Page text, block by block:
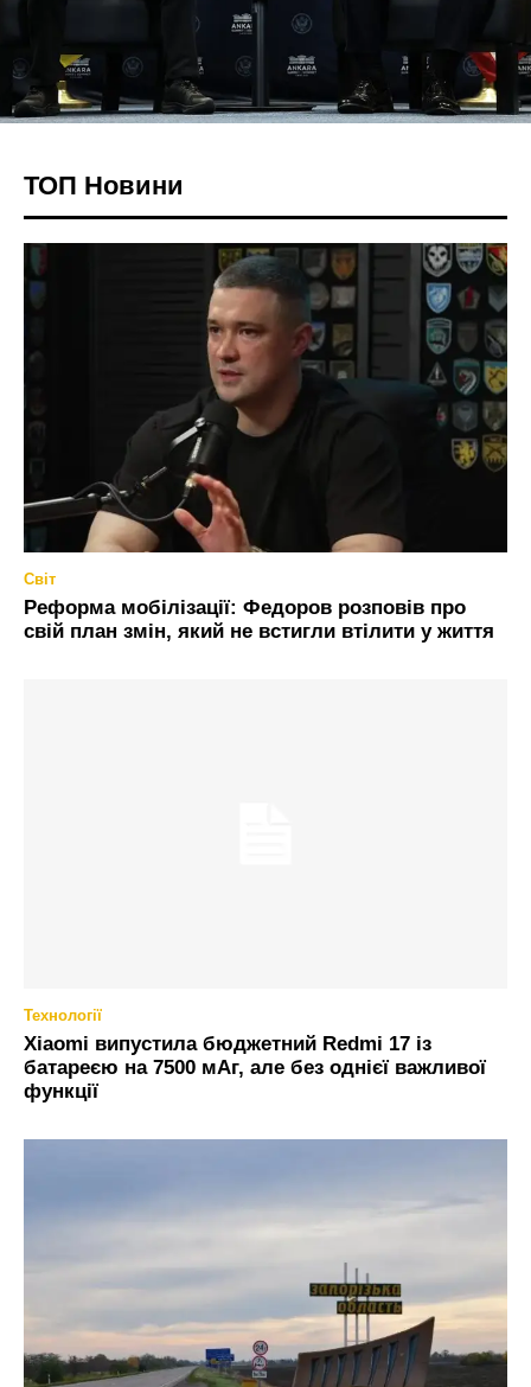
ТОП Новини
Світ
Реформа мобілізації: Федоров розповів про
свій план змін, який не встигли втілити у життя
Технології
Xiaomi випустила бюджетний Redmi 17 із
батареєю на 7500 мАг, але без однієї важливої
функції